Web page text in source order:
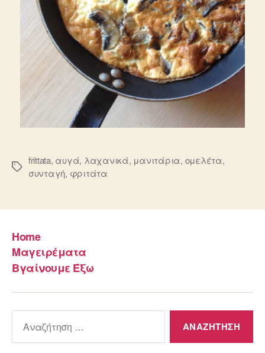
Ετικέτες
frittata, αυγά, λαχανικά, μανιτάρια, ομελέτα,
συνταγή, φριτάτα
Home
Μαγειρέματα
Βγαίνουμε Έξω
για: